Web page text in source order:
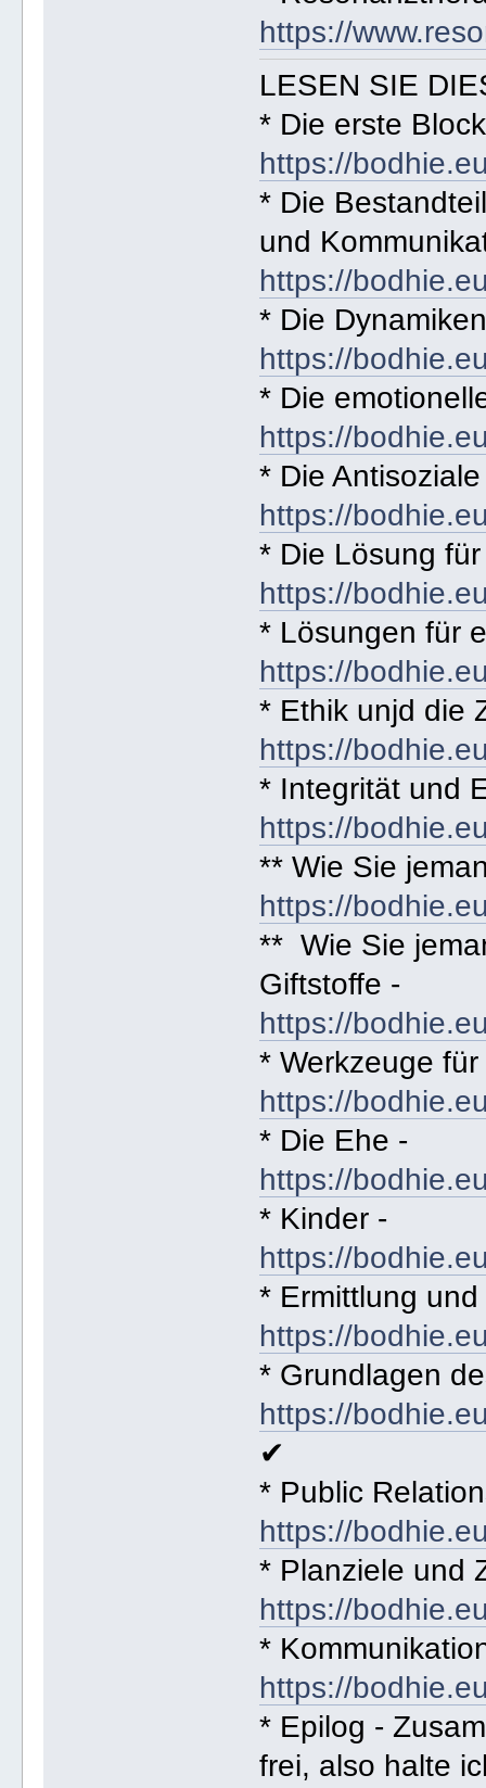
https://
LESEN SIE
* Die erste
https://
* Die
und
https://
* Die
https://
* Die
https://
* Die
https://
* Die Lösung
https://
* Lösungen für
https://
* Ethik unjd die
https://
* Integrität und
https://
** Wie Sie
https://
** Wie Sie
Giftstoffe -
https://
* Werkzeuge
https://
* Die Ehe -
https://
* Kinder -
https://
* Ermittlung
https://
* Grundlagen
https://
✔
* Public
https://
* Planziele und
https://
*
https://
* Epilog -
frei, also halte